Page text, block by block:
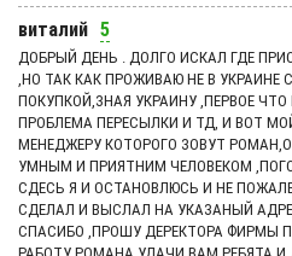
виталий 5
ДОБРЫЙ ДЕНЬ . ДОЛГО ИСКАЛ ГДЕ
,НО ТАК КАК ПРОЖИВАЮ НЕ В УКРАИНЕ
ПОКУПКОЙ,ЗНАЯ УКРАИНУ ,ПЕРВОЕ
ПРОБЛЕМА ПЕРЕСЫЛКИ И ТД, И ВОТ
МЕНЕДЖЕРУ КОТОРОГО ЗОВУТ
УМНЫМ И ПРИЯТНИМ ЧЕЛОВЕКОМ
СДЕСЬ Я И ОСТАНОВЛЮСЬ И НЕ
СДЕЛАЛ И ВЫСЛАЛ НА УКАЗАНЫЙ
СПАСИБО ,ПРОШУ ДЕРЕКТОРА ФИРМЫ